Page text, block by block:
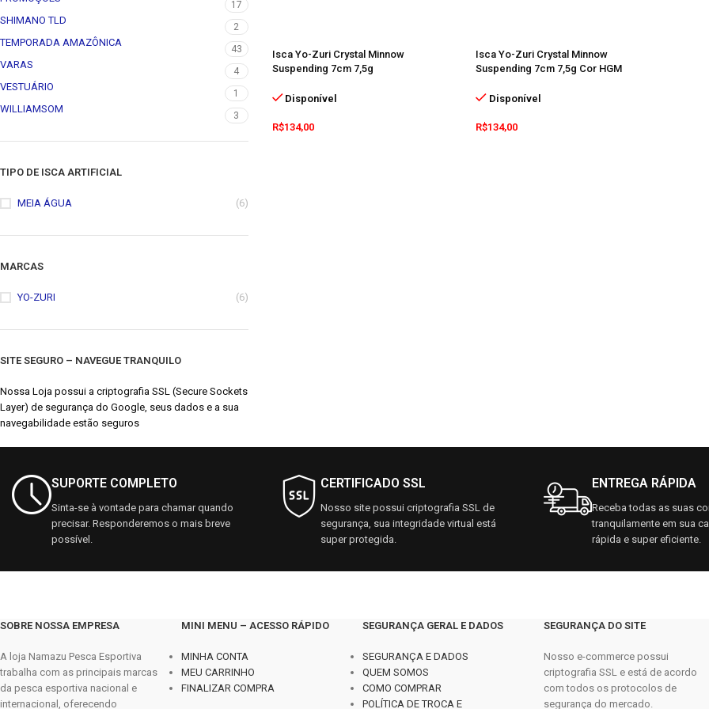
17
SHIMANO TLD
2
TEMPORADA AMAZÔNICA
43
VARAS
4
VESTUÁRIO
1
WILLIAMSOM
3
TIPO DE ISCA ARTIFICIAL
MEIA ÁGUA (6)
MARCAS
YO-ZURI (6)
SITE SEGURO – NAVEGUE TRANQUILO
Nossa Loja possui a criptografia SSL (Secure Sockets
Layer) de segurança do Google, seus dados e a sua
navegabilidade estão seguros
Isca Yo-Zuri Crystal Minnow
Suspending 7cm 7,5g
Disponível
R$134,00
Isca Yo-Zuri Crystal Minnow
Suspending 7cm 7,5g Cor HGM
Disponível
R$134,00
SUPORTE COMPLETO
Sinta-se à vontade para chamar quando
precisar. Responderemos o mais breve
possível.
CERTIFICADO SSL
Nosso site possui criptografia SSL de
segurança, sua integridade virtual está
super protegida.
ENTREGA RÁPIDA
Receba todas as suas
tranquilamente em sua
rápida e super eficiente.
SOBRE NOSSA EMPRESA
A loja Namazu Pesca Esportiva
trabalha com as principais marcas
da pesca esportiva nacional e
internacional, oferecendo
MINI MENU – ACESSO RÁPIDO
MINHA CONTA
MEU CARRINHO
FINALIZAR COMPRA
SEGURANÇA GERAL E DADOS
SEGURANÇA E DADOS
QUEM SOMOS
COMO COMPRAR
POLÍTICA DE TROCA E
SEGURANÇA DO SITE
Nosso e-commerce possui
criptografia SSL e está de acordo
com todos os protocolos de
segurança do mercado.